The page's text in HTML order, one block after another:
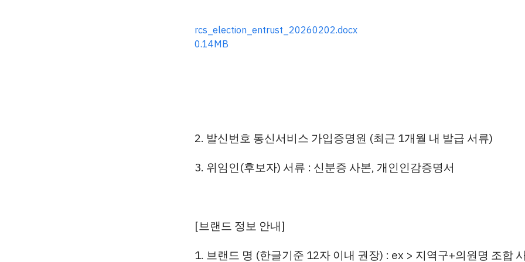
rcs_election_entrust_20260202.docx
0.14MB
2. 발신번호 통신서비스 가입증명원 (최근 1개월 내 발급 서류)
3. 위임인(후보자) 서류 : 신분증 사본, 개인인감증명서
[브랜드 정보 안내]
1. 브랜드 명 (한글기준 12자 이내 권장) : ex > 지역구+의원명 조합